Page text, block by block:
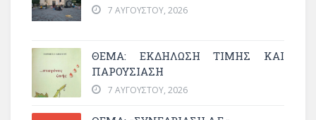
7 ΑΥΓΟΎΣΤΟΥ, 2026
ΘΈΜΑ: ΕΚΔΉΛΩΣΗ ΤΙΜΉΣ ΚΑΙ
ΠΑΡΟΥΣΊΑΣΗ
7 ΑΥΓΟΎΣΤΟΥ, 2026